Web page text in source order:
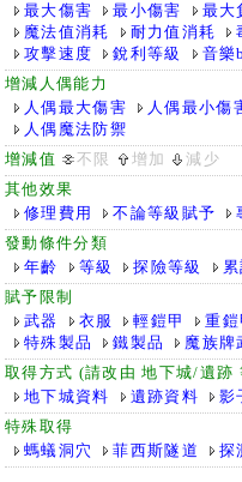
最大傷害
最小傷害 最大
魔法值消耗
耐力值消耗
攻擊速度
銳利等級
音樂
增減人偶能力
人偶最大傷害
人偶最小傷
人偶魔法防禦
增減值
不限 增加
減少
其他效果
修理費用
不論等級賦予
發動條件分類
年齡
等級 探險等級
賦予限制
武器
衣服 輕鎧甲 重鎧
特殊製品
鐵製品 魔族牌
取得方式 (請改由 地下城/遺跡
地下城資料
遺跡資料 影
特殊取得
螞蟻洞穴
菲西斯隧道 探